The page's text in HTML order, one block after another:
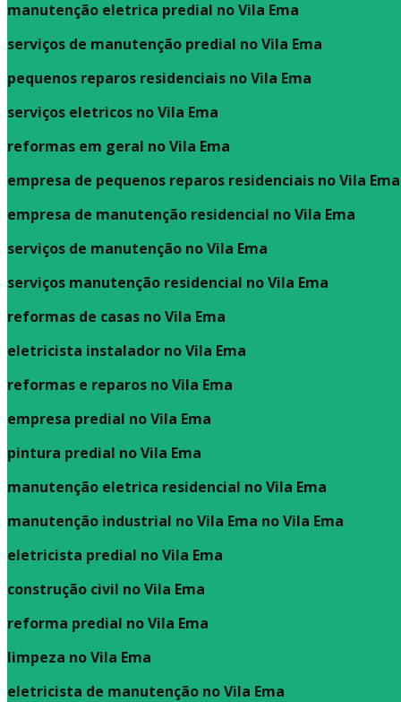
manutenção eletrica predial no Vila Ema
serviços de manutenção predial no Vila Ema
pequenos reparos residenciais no Vila Ema
serviços eletricos no Vila Ema
reformas em geral no Vila Ema
empresa de pequenos reparos residenciais no Vila Ema
empresa de manutenção residencial no Vila Ema
serviços de manutenção no Vila Ema
serviços manutenção residencial no Vila Ema
reformas de casas no Vila Ema
eletricista instalador no Vila Ema
reformas e reparos no Vila Ema
empresa predial no Vila Ema
pintura predial no Vila Ema
manutenção eletrica residencial no Vila Ema
manutenção industrial no Vila Ema no Vila Ema
eletricista predial no Vila Ema
construção civil no Vila Ema
reforma predial no Vila Ema
limpeza no Vila Ema
eletricista de manutenção no Vila Ema